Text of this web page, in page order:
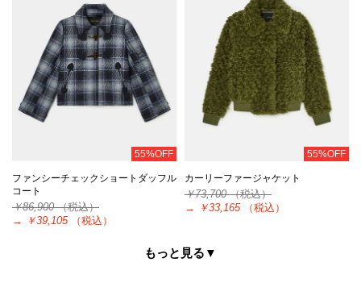
55%OFF
ファンシーチェックショートダッフル
コート
￥86,900（税込）
→
￥39,105 （税込）
55%OFF
カーリーファージャケット
￥73,700（税込）
→
￥33,165 （税込）
もっと見る▼